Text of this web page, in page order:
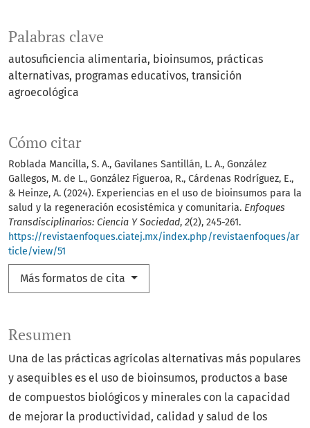
Palabras clave
autosuficiencia alimentaria bioinsumos prácticas
alternativas programas educativos transición
agroecológica
Cómo citar
Roblada Mancilla, S. A., Gavilanes Santillán, L. A., González
Gallegos, M. de L., González Figueroa, R., Cárdenas Rodríguez, E.,
& Heinze, A. (2024). Experiencias en el uso de bioinsumos para la
salud y la regeneración ecosistémica y comunitaria. Enfoques
Transdisciplinarios: Ciencia Y Sociedad, 2(2), 245-261.
https://revistaenfoques.ciatej.mx/index.php/revistaenfoques/ar
ticle/view/51
Más formatos de cita
Resumen
Una de las prácticas agrícolas alternativas más populares
y asequibles es el uso de bioinsumos, productos a base
de compuestos biológicos y minerales con la capacidad
de mejorar la productividad, calidad y salud de los